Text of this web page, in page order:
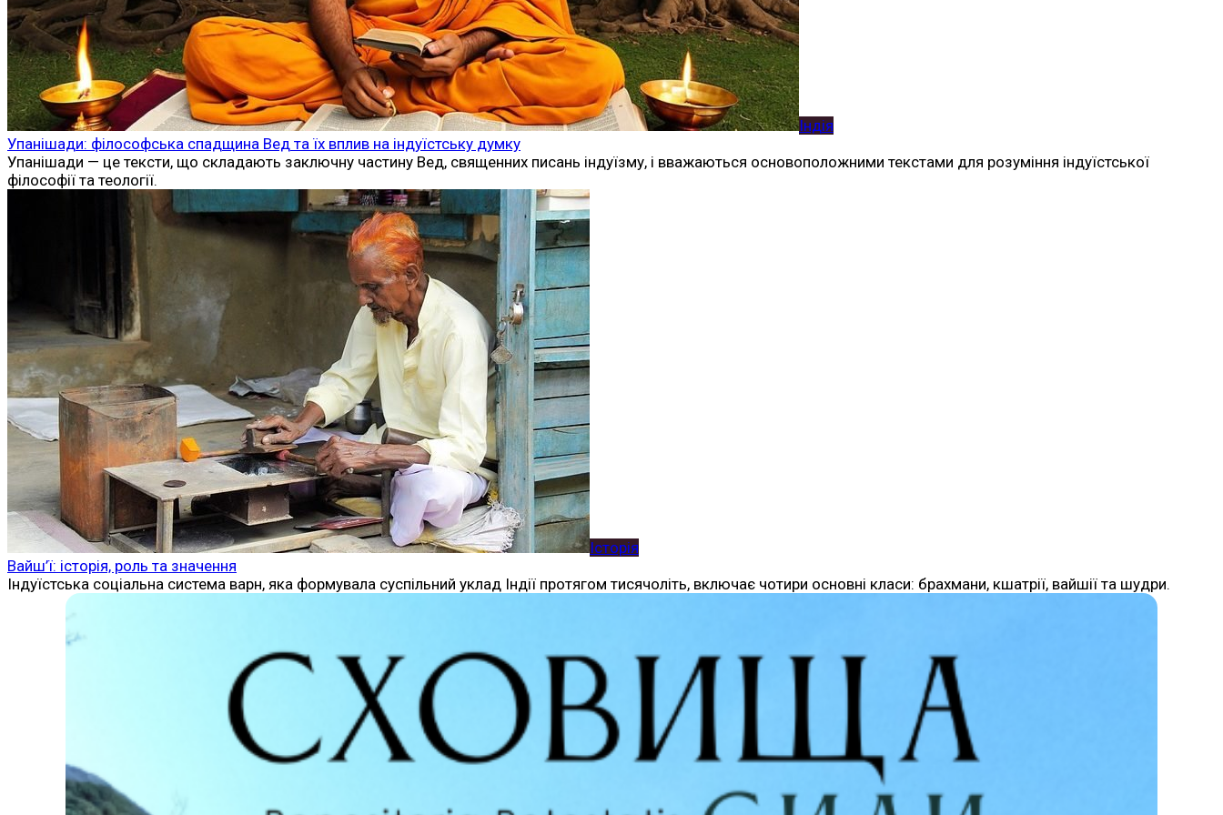
Індія
Упанішади: філософська спадщина Вед та їх вплив на індуїстську думку
Упанішади — це тексти, що складають заключну частину Вед, священних писань індуїзму, і вважаються основоположними текстами для розуміння індуїстської
філософії та теології.
Історія
Вайш’ї: історія, роль та значення
Індуїстська соціальна система варн, яка формувала суспільний уклад Індії протягом тисячоліть, включає чотири основні класи: брахмани, кшатрії, вайшії та шудри.